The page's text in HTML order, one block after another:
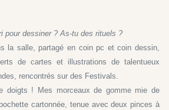
pour dessiner ? As-tu des rituels ?
la salle, partagé en coin pc et coin dessin,
de cartes et illustrations de talentueux
rencontrés sur des Festivals.
doigts ! Mes morceaux de gomme mie de
cartonnée, tenue avec deux pinces à